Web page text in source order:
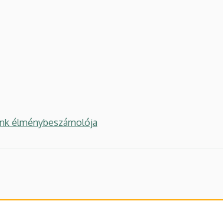
élménybeszámolója